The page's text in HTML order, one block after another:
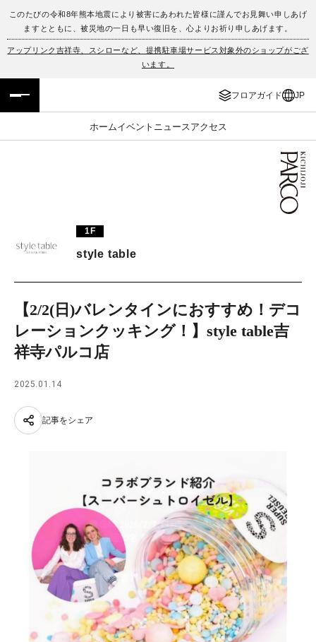
このたびの令和8年熊本地震により被害にあわれた皆様に謹んでお見舞い申しあげ
ますとともに、被災地の一日も早い復旧を、心よりお祈り申しあげます。
アップリンク吉祥寺、スシローなど、提携駐車場サービス対象外のショップがござ
います。
フロアガイド JP
ホームイベント ニュース アクセス
フロアガイド
イベント・ポップアップ
ニュース
PARCOメンバーズ
ENGLISH
簡体字
한국어
1F
style table
【2/2(日)バレンタインにおすすめ！デコ
レーションクッキング！】style table吉
祥寺パルコ店
2025.01.14
記事をシェア